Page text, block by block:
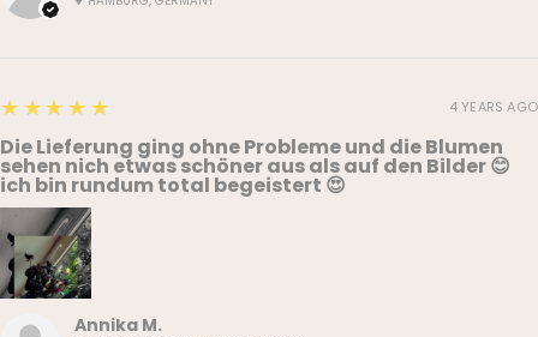
Annika M.
5
★★★★★
Die Lieferung ging ohne Probleme und die Blumen
sehen nich etwas schöner aus als auf den Bilder 😊
ich bin rundum total begeistert 😍
4 YEARS AGO